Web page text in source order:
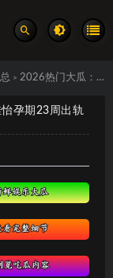
> 2026热门大瓜：加州大学UCSD女博士吴佳怡孕期23周出轨的瓜 流产后被前夫曝光 真实事件汇总
孕期23周出轨